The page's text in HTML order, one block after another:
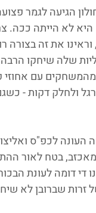
הגיעה לגמר
לא הייתה ככה.
את זה בצורה
שלה שיחקו
ולחלק דקות -
העונה לכפ"ס
בטח לאור
דומה לעונת
שברובן לא